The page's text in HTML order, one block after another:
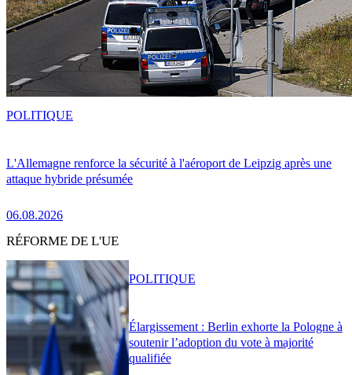
L'Allemagne renforce la sécurité à l'aéroport de Leipzig après une
attaque hybride présumée
06.08.2026
POLITIQUE
RÉFORME DE L'UE
Élargissement : Berlin exhorte la Pologne à
soutenir l’adoption du vote à majorité
qualifiée
POLITIQUE